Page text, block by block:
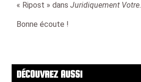
« Ripost » dans Juridiquement Votre.
Bonne écoute !
DÉCOUVREZ AUSSI